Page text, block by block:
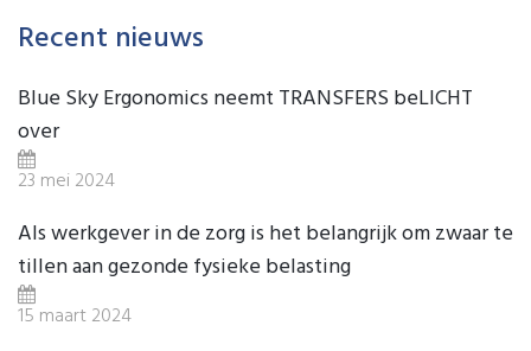
Recent nieuws
Blue Sky Ergonomics neemt TRANSFERS beLICHT
over
23 mei 2024
Als werkgever in de zorg is het belangrijk om zwaar te
tillen aan gezonde fysieke belasting
15 maart 2024